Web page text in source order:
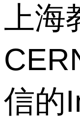
上海
信的